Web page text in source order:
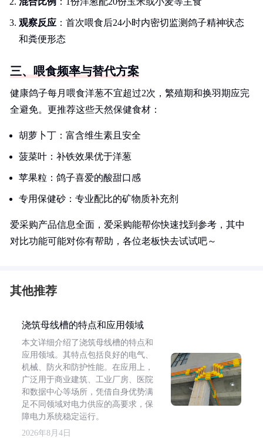
观察反应 ：首次喂食后24小时内密切监测鸽子精神状态
和粪便形态
三、喂食频率与替代方案
健康鸽子每月喂食洋葱不宜超过2次，繁殖期和换羽期应完
全避免。更推荐这些天然保健食材：
胡萝卜丁：富含维生素且安全
菠菜叶：补铁效果优于洋葱
苹果粒：鸽子喜爱的酸甜口感
专用保健砂：专业配比的矿物质补充剂
爱采购产品信息全面，爱采购能帮你快速找到参考，其中
对比功能可能对你有帮助，各位老板快去试试吧～
其他推荐
浇筑母线槽的特点和应用领域
本文详细介绍了浇筑母线槽的特点和
应用领域。其特点包括良好的电气、
机械、防火和防护性能。在应用上，
广泛用于商业建筑、工业厂房、医院
和数据中心等场所，凭借自身优势满
足不同领域对电力供应的高要求，保
障电力系统稳定运行。
2026年8月4日